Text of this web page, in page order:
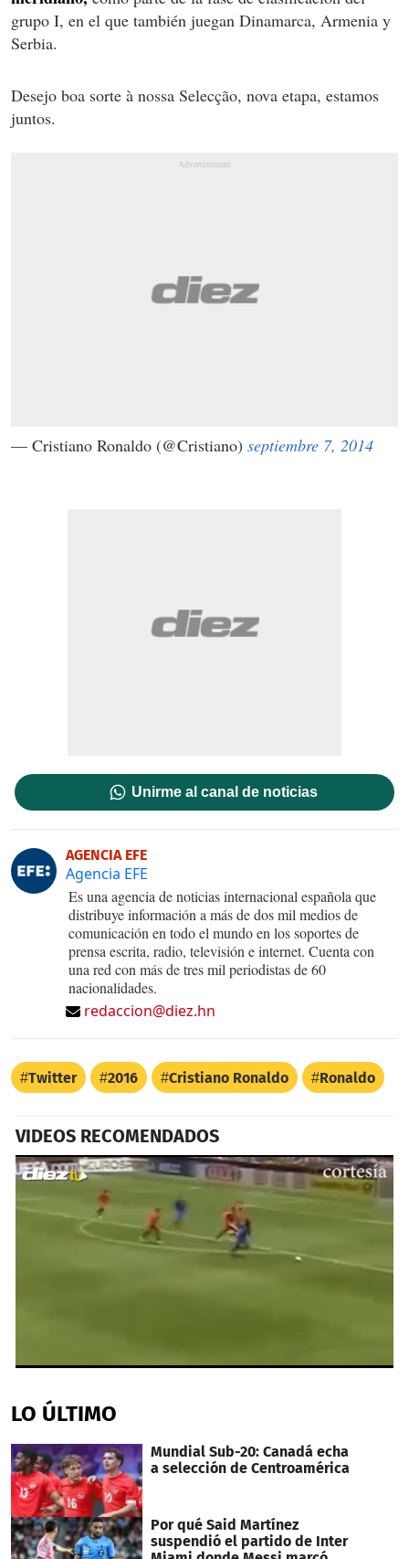
grupo I, en el que también juegan Dinamarca, Armenia y
Serbia.
Desejo boa sorte à nossa Selecção, nova etapa, estamos
juntos.
— Cristiano Ronaldo (@Cristiano) septiembre 7, 2014
Unirme al canal de noticias
AGENCIA EFE
Agencia EFE
Es una agencia de noticias internacional española que
distribuye información a más de dos mil medios de
comunicación en todo el mundo en los soportes de
prensa escrita, radio, televisión e internet. Cuenta con
una red con más de tres mil periodistas de 60
nacionalidades.
redaccion@diez.hn
Twitter 2016 Cristiano Ronaldo Ronaldo
VIDEOS RECOMENDADOS
of
49
LO ÚLTIMO
Mundial Sub-20: Canadá echa
a selección de Centroamérica
Por qué Said Martínez
suspendió el partido de Inter